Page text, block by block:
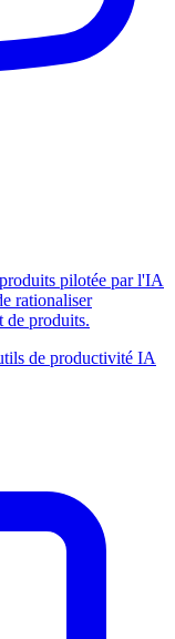
pilotée par l'IA
rationaliser
de produits.
de productivité IA